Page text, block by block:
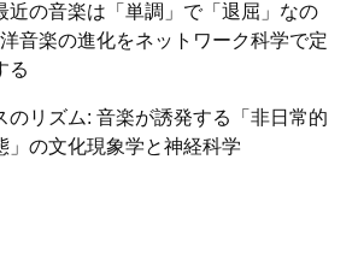
近の音楽は「単調」で「退屈」なの
音楽の進化をネットワーク科学で定
る
のリズム: 音楽が誘発する「非日常的
」の文化現象学と神経科学